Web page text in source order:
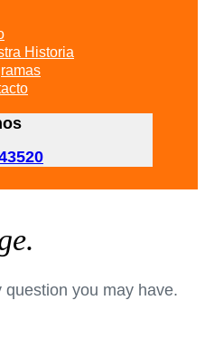
Historia
question you may have.